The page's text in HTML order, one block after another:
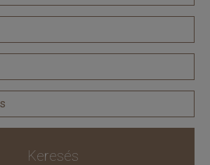
Keresés